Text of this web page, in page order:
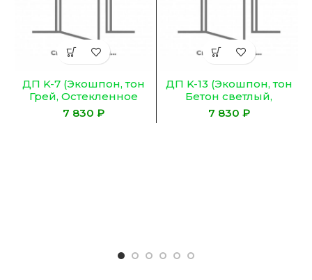
ДП K-7 (Экошпон, тон
Грей, Остекленное
ЛАКОБЕЛЬ ЧЕРНОЕ)
₽
ДП K-13 (Экошпон, тон
Бетон светлый,
Остекленное, Сатинат
₽